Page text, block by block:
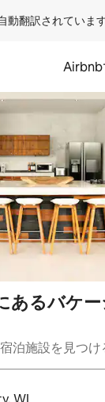
動翻訳されています
Airbnb
あるバケ
泊施設を見つけ
ら、上下の矢印キ